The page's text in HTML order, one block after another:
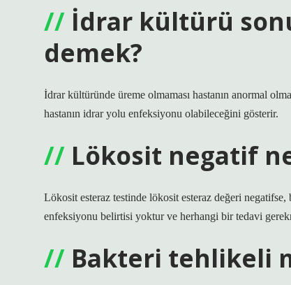
İdrar kültürü
demek?
İdrar kültüründe üreme olmaması hastanın anormal
hastanın idrar yolu enfeksiyonu olabileceğini gösterir.
Lökosit negatif
Lökosit esteraz testinde lökosit esteraz değeri
enfeksiyonu belirtisi yoktur ve herhangi bir tedavi
Bakteri tehlikeli